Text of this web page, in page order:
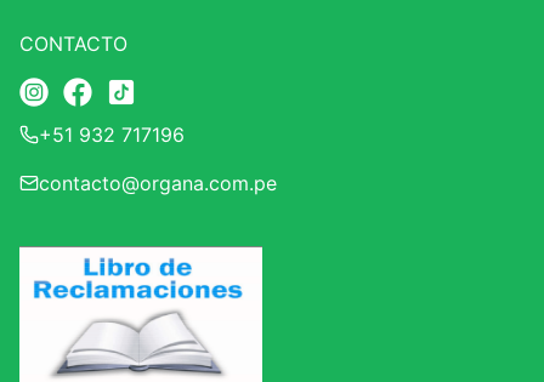
CONTACTO
+51 932 717196
contacto@organa.com.pe